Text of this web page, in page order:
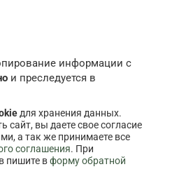
информации с
и преследуется в
для хранения данных.
сайт, вы даете свое согласие
а так же принимаете все
соглашения. При
пишите вформу обратной